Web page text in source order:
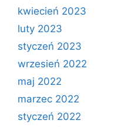
kwiecień 2023
luty 2023
styczeń 2023
wrzesień 2022
maj 2022
marzec 2022
styczeń 2022